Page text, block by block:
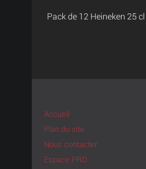
Pack de 12 Heineken 25 cl
Accueil
Plan du site
Nous contacter
Espace PRO